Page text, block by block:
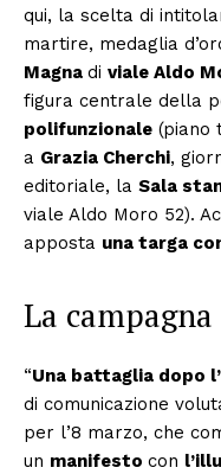
qui, la scelta di
martire, medaglia
Magna di viale Aldo
figura centrale della
polifunzionale (piano
a Grazia Cherchi,
editoriale, la Sala
viale Aldo Moro 52).
apposta una targa
La
“Una battaglia dopo
di comunicazione
per l’8 marzo, che
un manifesto con